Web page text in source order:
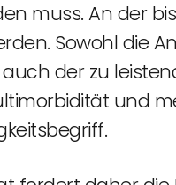
muss. An der
Sowohl die
der zu
und